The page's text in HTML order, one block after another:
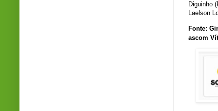
Diguinho
Laelson
Fonte:
ascom